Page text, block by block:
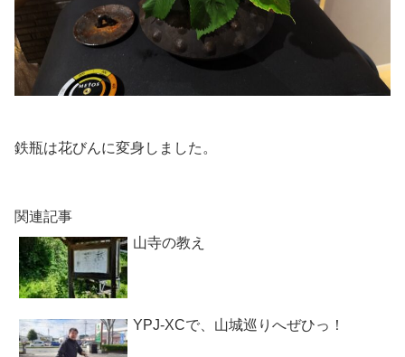
鉄瓶は花びんに変身しました。
関連記事
山寺の教え
YPJ-XCで、山城巡りへぜひっ！